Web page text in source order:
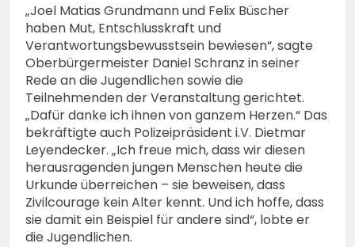
„Joel Matias Grundmann und Felix Büscher
haben Mut, Entschlusskraft und
Verantwortungsbewusstsein bewiesen“, sagte
Oberbürgermeister Daniel Schranz in seiner
Rede an die Jugendlichen sowie die
Teilnehmenden der Veranstaltung gerichtet.
„Dafür danke ich ihnen von ganzem Herzen.“ Das
bekräftigte auch Polizeipräsident i.V. Dietmar
Leyendecker. „Ich freue mich, dass wir diesen
herausragenden jungen Menschen heute die
Urkunde überreichen – sie beweisen, dass
Zivilcourage kein Alter kennt. Und ich hoffe, dass
sie damit ein Beispiel für andere sind“, lobte er
die Jugendlichen.